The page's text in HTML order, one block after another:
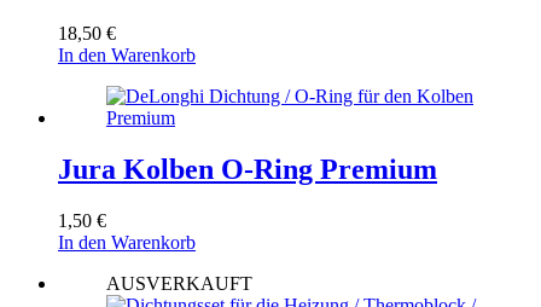
18,50 €
In den Warenkorb
Jura Kolben O-Ring Premium
1,50 €
In den Warenkorb
AUSVERKAUFT